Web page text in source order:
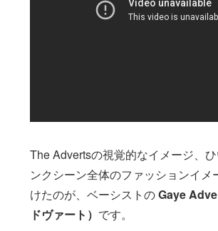
The Advertsの視覚的なイメージ、
ンクシーン全体のファッションイメ
けたのが、ベーシストのGaye
ドヴァート） です。